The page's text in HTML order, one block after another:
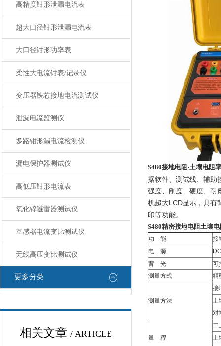
高精度钳形泄漏电流表
超大口径钳形泄漏电流表
大口径钳形功率表
柔性大电流钳表/记录仪
变压器铁芯接地电流测试仪
泄漏电流监测仪
多路钳形漏电流检测仪
漏电保护器测试仪
高低压钳形电流表
氧化锌避雷器测试仪
互感器电流变比测试仪
无线高压变比测试仪
更多分类
相关文章 / ARTICLE
S480接地电阻·土壤电阻
据软件、测试线、辅助
强度、刚度、硬度、耐
机超大LCD显示，具有
印等功能。
S480精密接地电阻土壤
功 能
接
电 源
背 光
可
测量方式
精
测量方法
接
土
对
量 程
二
土